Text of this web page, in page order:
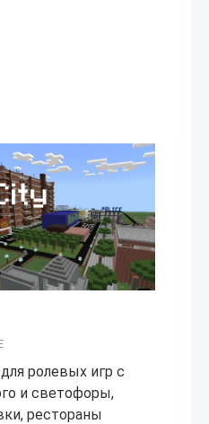
ролевых игр с
и светофоры,
рестораны